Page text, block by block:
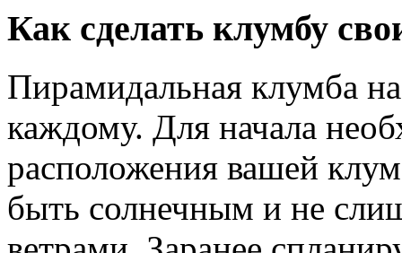
Как сделать клумбу
Пирамидальная клумба
каждому. Для начала
расположения вашей
быть солнечным и не